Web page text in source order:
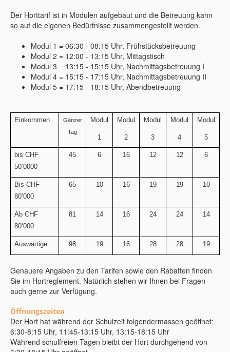
Der Horttarif ist in Modulen aufgebaut und die Betreuung kann
so auf die eigenen Bedürfnisse zusammengestellt werden.
Modul 1 = 06:30 - 08:15 Uhr, Frühstücksbetreuung
Modul 2 = 12:00 - 13:15 Uhr, Mittagstisch
Modul 3 = 13:15 - 15:15 Uhr, Nachmittagsbetreuung I
Modul 4 = 15:15 - 17:15 Uhr, Nachmittagsbetreuung II
Modul 5 = 17:15 - 18:15 Uhr, Abendbetreuung
Einkommen
Ganzer
Tag
Modul
1
Modul
2
Modul
3
Modul
4
Modul
5
bis CHF
50’0000
45 6 16 12 12 6
Bis CHF
80’000
65 10 16 19 19 10
Ab CHF
80’000
81 14 16 24 24 14
Auswärtige 98 19 16 28 28 19
Genauere Angaben zu den Tarifen sowie den Rabatten finden
Sie im Hortreglement. Natürlich stehen wir Ihnen bei Fragen
auch gerne zur Verfügung.
Öffnungszeiten
Der Hort hat während der Schulzeit folgendermassen geöffnet:
6:30-8:15 Uhr, 11:45-13:15 Uhr, 13:15-18:15 Uhr
Während schulfreien Tagen bleibt der Hort durchgehend von